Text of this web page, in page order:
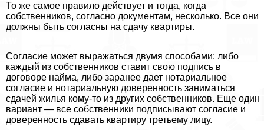
То же самое правило действует и тогда, когда
собственников, согласно документам, несколько. Все они
должны быть согласны на сдачу квартиры.
Согласие может выражаться двумя способами: либо
каждый из собственников ставит свою подпись в
договоре найма, либо заранее дает нотариальное
согласие и нотариальную доверенность заниматься
сдачей жилья кому-то из других собственников. Еще один
вариант — все собственники подписывают согласие и
доверенность сдавать квартиру третьему лицу.